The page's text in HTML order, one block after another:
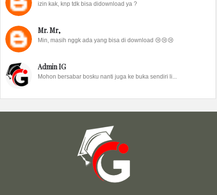
izin kak, knp tdk bisa didownload ya ?
Mr. Mr,
Min, masih nggk ada yang bisa di download 😢😢😢
Admin IG
Mohon bersabar bosku nanti juga ke buka sendiri li...